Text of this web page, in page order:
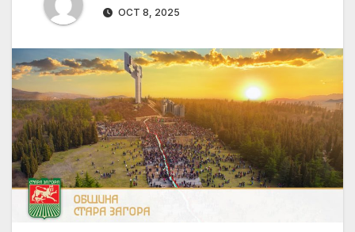
OCT 8, 2025